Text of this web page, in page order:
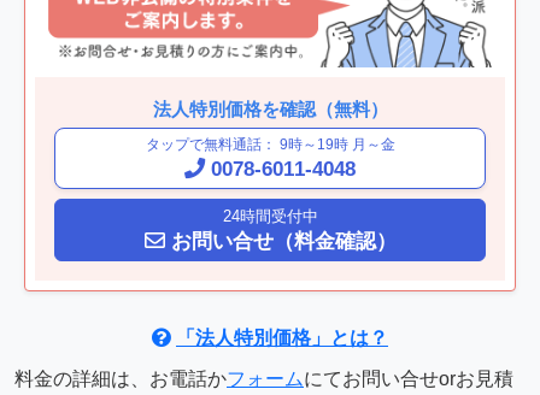
法人特別価格を確認（無料）
タップで無料通話： 9時～19時 月～金
0078-6011-4048
24時間受付中
お問い合せ（料金確認）
「法人特別価格」とは？
料金の詳細は、お電話かフォームにてお問い合せorお見積